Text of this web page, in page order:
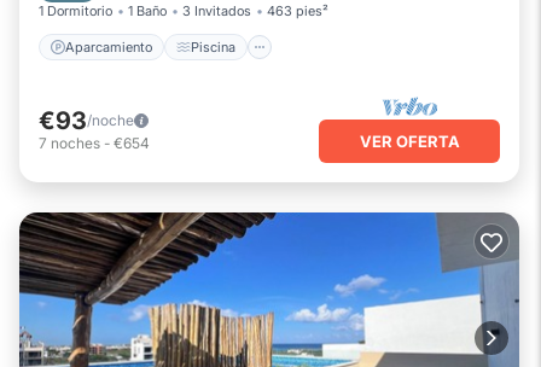
1 Dormitorio 1 Baño 3 Invitados 463 pies²
Aparcamiento Piscina
€93/noche
7 noches - €654 VER OFERTA